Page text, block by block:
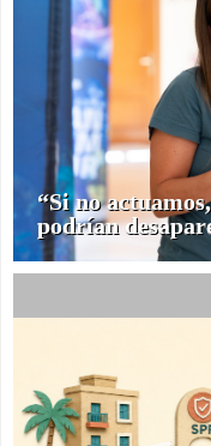
“Si no
podrían